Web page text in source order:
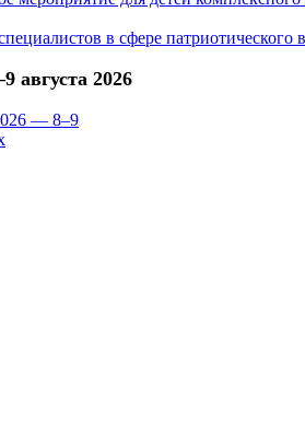
в сфере патриотического
августа 2026